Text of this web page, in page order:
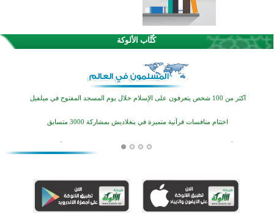
كُتَّاب الألوكة
القرآن والتربية في صدارة البرامج الصيفية للمسلمين في بينزا وساراتوف وموردوفيا هذا العام
اختتام الدورة التاسعة لمسابقة حفظ وتلاوة القرآن الكريم في أزناكاييف
أكثر من 100 شخص يتعرفون على الإسلام خلال يوم المسجد المفتوح في ميلفيل
اختتام منافسات قرآنية متميزة في بنغلاديش بمشاركة 3000 متسابق
منطقة ريبوفسي تحتفل بميلاد مسجد جديد في أجواء إيمانية مميزة